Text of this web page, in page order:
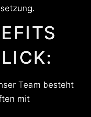
Team besteht
mit